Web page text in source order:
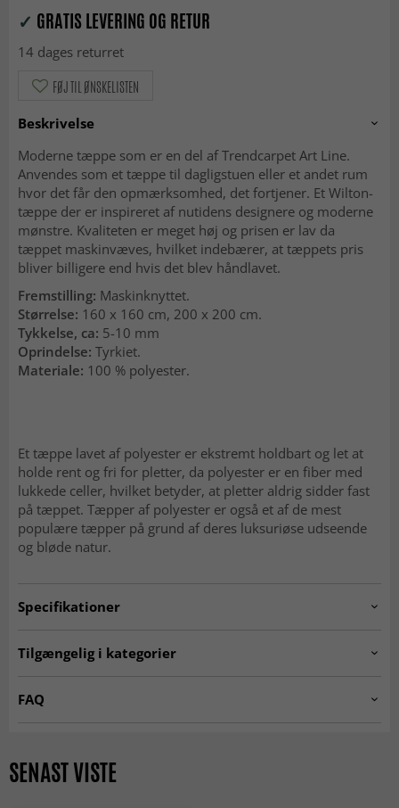
✓ GRATIS LEVERING OG RETUR
14 dages returret
FØJ TIL ØNSKELISTEN
Beskrivelse
Moderne tæppe som er en del af Trendcarpet Art Line.
Anvendes som et tæppe til dagligstuen eller et andet rum
hvor det får den opmærksomhed, det fortjener. Et Wilton-
tæppe der er inspireret af nutidens designere og moderne
mønstre. Kvaliteten er meget høj og prisen er lav da
tæppet maskinvæves, hvilket indebærer, at tæppets pris
bliver billigere end hvis det blev håndlavet.
Fremstilling: Maskinknyttet.
Størrelse: 160 x 160 cm, 200 x 200 cm.
Tykkelse, ca: 5-10 mm
Oprindelse: Tyrkiet.
Materiale: 100 % polyester.
Et tæppe lavet af polyester er ekstremt holdbart og let at
holde rent og fri for pletter, da polyester er en fiber med
lukkede celler, hvilket betyder, at pletter aldrig sidder fast
på tæppet. Tæpper af polyester er også et af de mest
populære tæpper på grund af deres luksuriøse udseende
og bløde natur.
Specifikationer
Tilgængelig i kategorier
Beige tæpper
FAQ
indbydende under fødderne.
SENAST VISTE